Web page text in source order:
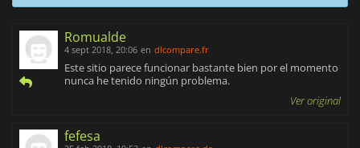
Romualde
4 sept 2018, 20:06 en dlcompare.fr
Este sitio parece funcionar bastante bien por el momento
nunca he tenido ningún problema.
Ver original
fefesa